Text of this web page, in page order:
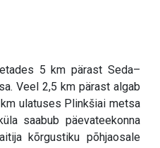
5 km pärast Seda–
Veel 2,5 km pärast algab
ulatuses Plinkšiai metsa
saabub päevateekonna
kõrgustiku põhjaosale